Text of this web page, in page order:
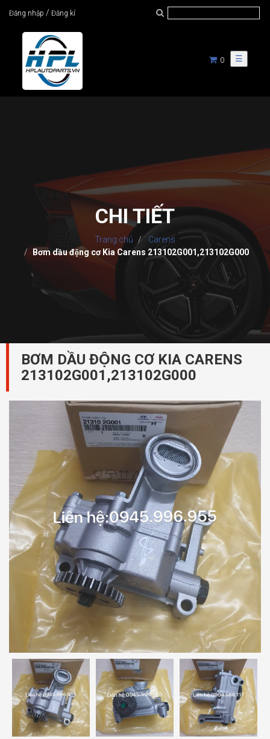
Đăng nhập / Đăng kí
☰
0
CHI TIẾT
Trang chủ
Carens
Bơm dầu động cơ Kia Carens 213102G001,213102G000
BƠM DẦU ĐỘNG CƠ KIA CARENS
213102G001,213102G000